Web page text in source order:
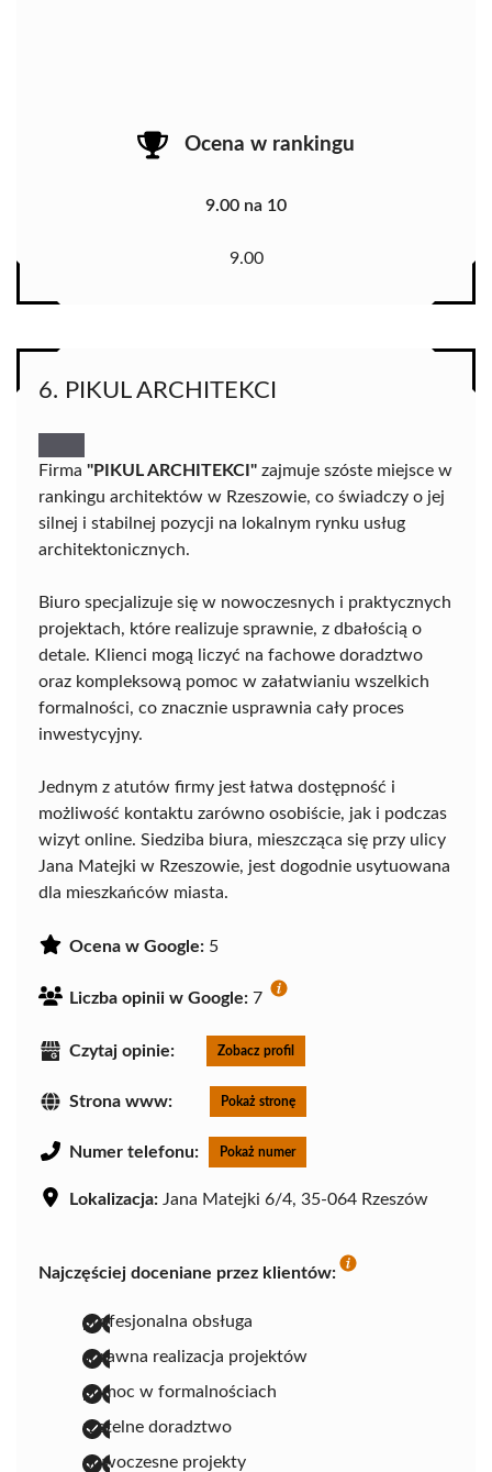
Ocena w rankingu
9.00 na 10
9.00
6. PIKUL ARCHITEKCI
Firma "PIKUL ARCHITEKCI" zajmuje szóste miejsce w
rankingu architektów w Rzeszowie, co świadczy o jej
silnej i stabilnej pozycji na lokalnym rynku usług
architektonicznych.
Biuro specjalizuje się w nowoczesnych i praktycznych
projektach, które realizuje sprawnie, z dbałością o
detale. Klienci mogą liczyć na fachowe doradztwo
oraz kompleksową pomoc w załatwianiu wszelkich
formalności, co znacznie usprawnia cały proces
inwestycyjny.
Jednym z atutów firmy jest łatwa dostępność i
możliwość kontaktu zarówno osobiście, jak i podczas
wizyt online. Siedziba biura, mieszcząca się przy ulicy
Jana Matejki w Rzeszowie, jest dogodnie usytuowana
dla mieszkańców miasta.
Ocena w Google: 5
Liczba opinii w Google: 7
Czytaj opinie: Zobacz profil
Strona www: Pokaż stronę
Numer telefonu: Pokaż numer
Lokalizacja: Jana Matejki 6/4, 35-064 Rzeszów
Najczęściej doceniane przez klientów:
profesjonalna obsługa
sprawna realizacja projektów
pomoc w formalnościach
rzetelne doradztwo
nowoczesne projekty